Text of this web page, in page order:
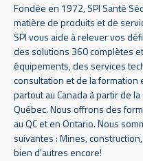
Fondée en 1972, SPI Santé
matière de produits et de
SPI vous aide à relever vos
des solutions 360 complètes
équipements, des services
consultation et de la formation
partout au Canada à partir de
Québec. Nous offrons des
au QC et en Ontario. Nous
suivantes : Mines,
bien d'autres encore!